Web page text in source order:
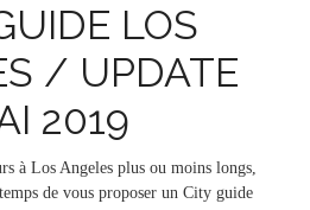
LOS
/ UPDATE
2019
à Los Angeles plus ou moins longs,
de vous proposer un City guide